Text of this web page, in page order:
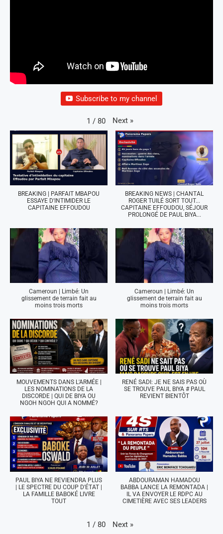
Subscribe to my channel
1 / 80 Next »
BREAKING | PARFAIT MBAPOU
ESSAYE D'INTIMIDER LE
CAPITAINE EFFOUDOU
BREAKING NEWS | CHANTAL
ROGER TUILÉ SORT TOUT...
CAPITAINE EFFOUDOU, SÉJOUR
PROLONGÉ DE PAUL BIYA...
Cameroun | Limbé: Un
glissement de terrain fait au
moins trois morts
Cameroun | Limbé: Un
glissement de terrain fait au
moins trois morts
MOUVEMENTS DANS L'ARMÉE |
LES NOMINATIONS DE LA
DISCORDE | QUI DE BIYA OU
NGOH NGOH QUI A NOMMÉ?
RENÉ SADI: JE NE SAIS PAS OÙ
SE TROUVE PAUL BIYA # PAUL
REVIENT BIENTÔT
PAUL BIYA NE REVIENDRA PLUS
| LE SPECTRE DU COUP D'ÉTAT |
LA FAMILLE BABOKÉ LIVRE
TOUT
ABDOURAMAN HAMADOU
BABBA LANCE LA REMONTADA |
IL VA ENVOYER LE RDPC AU
CIMETIÈRE AVEC SES LEADERS
1 / 80 Next »